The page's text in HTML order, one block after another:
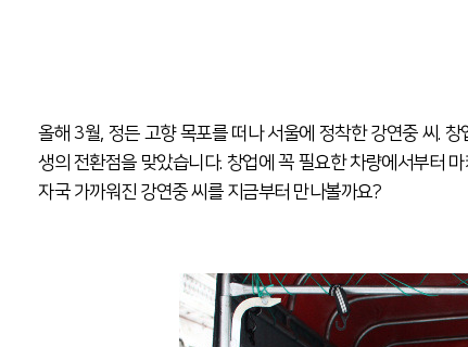
올해 3월, 정든 고향 목포를 떠나 서울에 정착한 강연중 씨.
생의 전환점을 맞았습니다. 창업에 꼭 필요한 차량에서부터
자국 가까워진 강연중 씨를 지금부터 만나볼까요?